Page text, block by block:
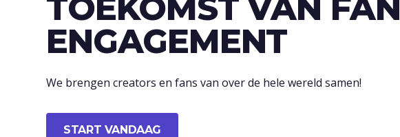
TOEKOMST VAN FAN
ENGAGEMENT
We brengen creators en fans van over de hele wereld samen!
START VANDAAG